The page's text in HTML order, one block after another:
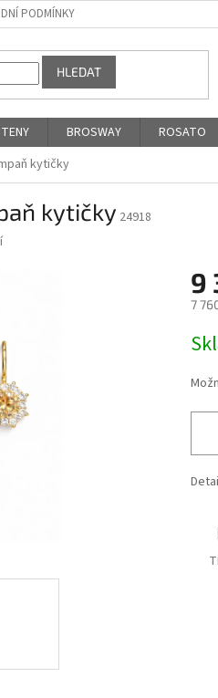
PODMÍNKY
HLEDAT
BROSWAY ROSATO
kytičky
kytičky 24918
9
7